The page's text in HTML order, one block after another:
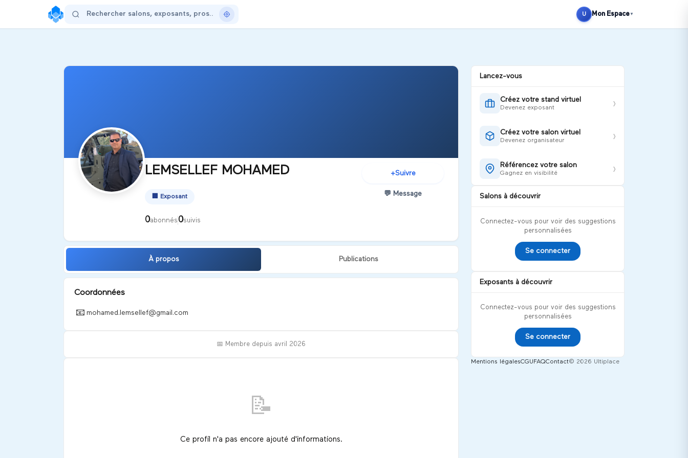
S'inscrire
U Mon Espace ▼
LEMSELLEF MOHAMED
🏢 Exposant
0abonnés 0suivis
+Suivre
💬 Message
À propos Publications
Coordonnées
📧 mohamed.lemsellef@gmail.com
📅 Membre depuis avril 2026
📝
Ce profil n'a pas encore ajouté d'informations.
Lancez-vous
Créez votre stand virtuel
Devenez exposant ›
Créez votre salon virtuel
Devenez organisateur ›
Référencez votre salon
Gagnez en visibilité ›
Salons à découvrir
Connectez-vous pour voir des suggestions
personnalisées
Se connecter
Exposants à découvrir
Connectez-vous pour voir des suggestions
personnalisées
Se connecter
Mentions légalesCGU FAQContact© 2026 Ultiplace